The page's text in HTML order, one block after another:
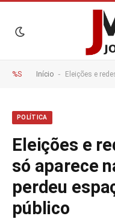
%S Início - Eleições e redes
POLÍTICA
Eleições e
só aparece
perdeu
público